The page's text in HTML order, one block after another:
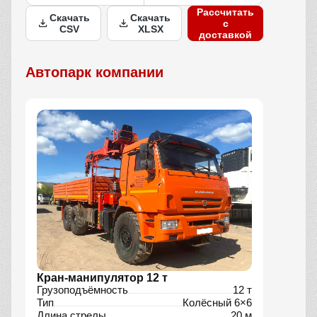
Скачать
CSV
Скачать
XLSX
Рассчитать
с
доставкой
Автопарк компании
Кран-манипулятор 12 т
Грузоподъёмность
12 т
Тип
Колёсный 6×6